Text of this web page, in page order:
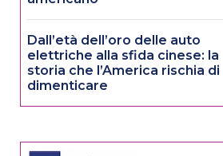
Dall’età dell’oro delle auto
elettriche alla sfida cinese: la
storia che l’America rischia di
dimenticare